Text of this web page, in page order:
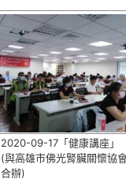
2020-09-17「健康講座」
(與高雄市佛光腎臟關懷協
合辦)